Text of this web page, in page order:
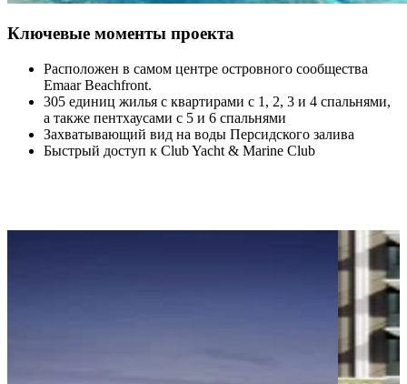
Ключевые моменты проекта
Расположен в самом центре островного сообщества
Emaar Beachfront.
305 единиц жилья с квартирами с 1, 2, 3 и 4 спальнями,
а также пентхаусами с 5 и 6 спальнями
Захватывающий вид на воды Персидского залива
Быстрый доступ к Club Yacht & Marine Club